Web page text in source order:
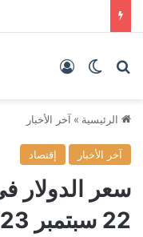
بحث عنالوضع المظلم
الرئيسية » آخر الأخبار
آخر الأخبار إقتصاد
سعر الدولار